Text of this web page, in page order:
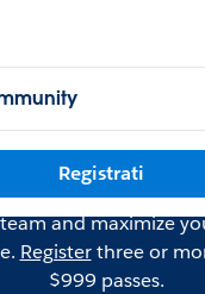
Registrati
and maximize
Registerthree or
$999 passes.